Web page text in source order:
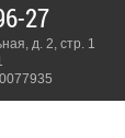
27
д. 2, стр. 1